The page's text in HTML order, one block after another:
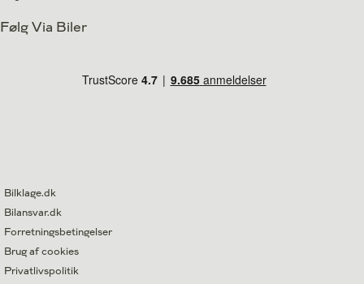
Følg Via Biler
Bilklage.dk
Bilansvar.dk
Forretningsbetingelser
Brug af cookies
Privatlivspolitik